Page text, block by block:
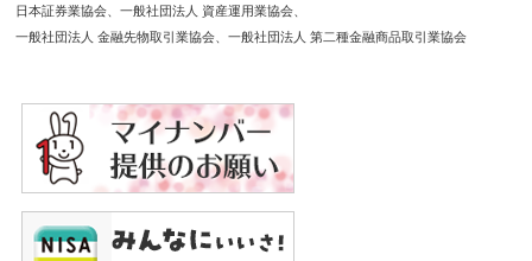
日本証券業協会
一般社団法人 資産運用業協会
一般社団法人 金融先物取引業協会
一般社団法人 第二種金融商品取引業協会